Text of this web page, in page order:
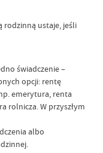
rodzinną ustaje, jeśli
świadczenie –
opcji: rentę
emerytura, renta
rolnicza. W przyszłym
albo